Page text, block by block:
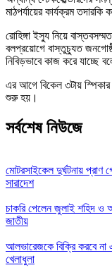
মাঠপর্যায়ের কার্যক্রম
রোহিঙ্গা ইস্যু নিয়ে
বলপ্রয়োগে বাস্তুচ্যুত
নিবিড়ভাবে কাজ করে যাচ্ছে
এর আগে বিকেল ৩টায়
শুরু হয়।
সর্বশেষ নিউজে
মোটরসাইকেল দুর্ঘটনায় প্রাণ
সারাদেশ
চাকরি পেলেন জুলাই শহিদ ও
জাতীয়
আলভারেজকে বিক্রি করবে না
খেলাধুলা